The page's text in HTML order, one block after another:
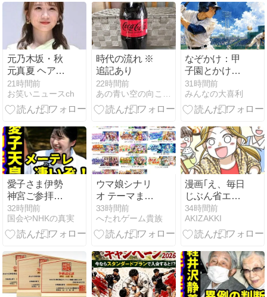
後の“帰国遅
れ”にも再注目
高市首相は熊
本視察動画で
波紋、内閣支
持率も下落
元乃木坂・秋
元真夏 ヘアチ
ェンジ！？
21時間前
お笑いニュースch
時代の流れ ※
追記あり
22時間前
なぞかけ：甲
子園とかけて
◯◯◯とと
く。そのここ
ろは？
31時間前
みんなの大喜利
愛子さま伊勢
神宮ご参拝と
御木曳で沿道
から絶賛の声
続出！メーテ
る「愛子天皇
待望論」と橋
下徹氏が語る
皇室典範改正
32時間前
国会やNHKの真実
ウマ娘シナリ
オ テーマまと
め
33時間前
へたれゲーム貴族
漫画｢え、毎日
じぶん省エネ
飯ですが？｣第
5話！
34時間前
AKIZAKKI